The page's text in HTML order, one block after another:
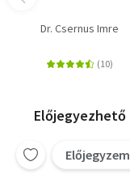
Dr. Csernus Imre
Előjegyezhető
Előjegyzem